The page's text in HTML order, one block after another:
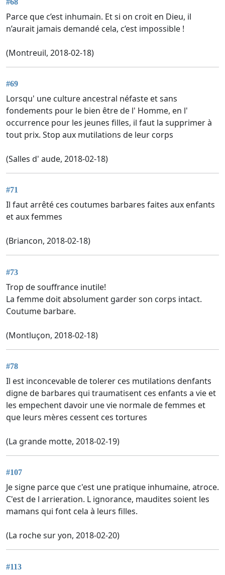
Parce que c’est inhumain. Et si on croit en Dieu, il
n’aurait jamais demandé cela, c’est impossible !
(Montreuil, 2018-02-18)
#69
Lorsqu' une culture ancestral néfaste et sans
fondements pour le bien être de l' Homme, en l'
occurrence pour les jeunes filles, il faut la supprimer à
tout prix. Stop aux mutilations de leur corps
(Salles d' aude, 2018-02-18)
#71
Il faut arrêté ces coutumes barbares faites aux enfants
et aux femmes
(Briancon, 2018-02-18)
#73
Trop de souffrance inutile!
La femme doit absolument garder son corps intact.
Coutume barbare.
(Montluçon, 2018-02-18)
#78
Il est inconcevable de tolerer ces mutilations denfants
digne de barbares qui traumatisent ces enfants a vie et
les empechent davoir une vie normale de femmes et
que leurs mères cessent ces tortures
(La grande motte, 2018-02-19)
#107
Je signe parce que c'est une pratique inhumaine, atroce.
C'est de l arrieration. L ignorance, maudites soient les
mamans qui font cela à leurs filles.
(La roche sur yon, 2018-02-20)
#113